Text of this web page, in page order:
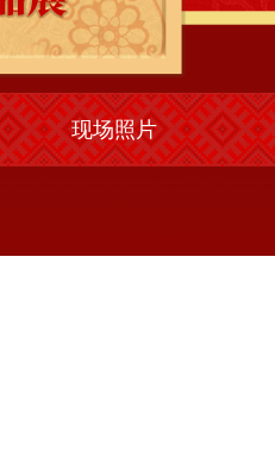
现场照片